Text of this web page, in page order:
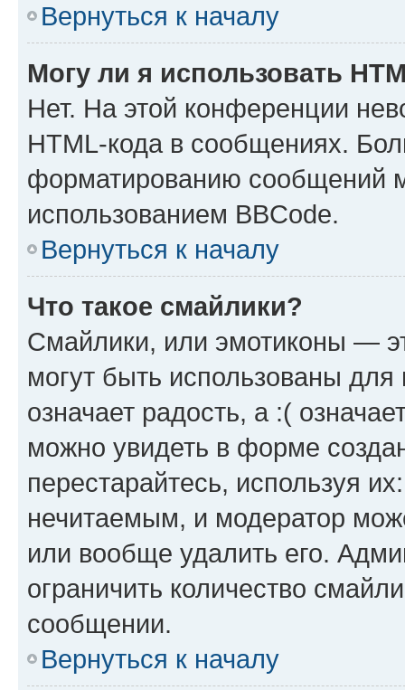
Вернуться к началу
Могу ли я использовать
Нет. На этой конференции
HTML-кода в сообщениях.
форматированию сообщений
использованием BBCode.
Вернуться к началу
Что такое смайлики?
Смайлики, или эмотиконы —
могут быть использованы
означает радость, а :(
можно увидеть в форме
перестарайтесь, используя
нечитаемым, и модератор
или вообще удалить его.
ограничить количество
сообщении.
Вернуться к началу